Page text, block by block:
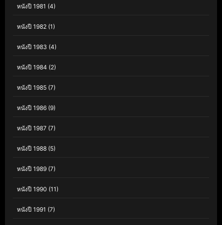
หนังปี 1981 (4)
หนังปี 1982 (1)
หนังปี 1983 (4)
หนังปี 1984 (2)
หนังปี 1985 (7)
หนังปี 1986 (9)
หนังปี 1987 (7)
หนังปี 1988 (5)
หนังปี 1989 (7)
หนังปี 1990 (11)
หนังปี 1991 (7)